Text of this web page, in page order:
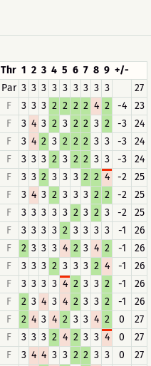
Thr 1 2 3 4 5 6 7 8 9 +/-
Par 3 3 3 3 3 3 3 3 3
27
F 3 3 3 2 2 2 2 4 2 -4
23
F 3 4 3 2 3 2 2 3 2 -3
24
F 3 4 2 3 2 2 2 3 3 -3
24
F 3 3 3 2 3 2 2 3 3 -3
24
F 3 3 2 3 3 3 2 2 4 -2
25
F 3 4 3 2 3 3 3 2 2 -2
25
F 3 3 3 3 3 2 3 2 3 -2
25
F 3 3 3 3 2 3 3 3 3 -1
26
F 2 3 3 3 4 2 3 4 2 -1
26
F 3 3 3 2 3 3 3 2 4 -1
26
F 3 3 3 3 4 2 3 3 2 -1
26
F 2 3 4 3 4 2 3 3 2 -1
26
F 2 4 3 4 2 3 3 4 2 0
27
F 3 3 3 2 4 2 3 3 4 0
27
F 3 4 4 3 3 2 2 3 3 0
27